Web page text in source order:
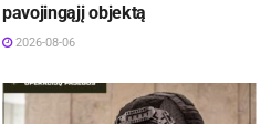
pavojingąjį objektą
2026-08-06